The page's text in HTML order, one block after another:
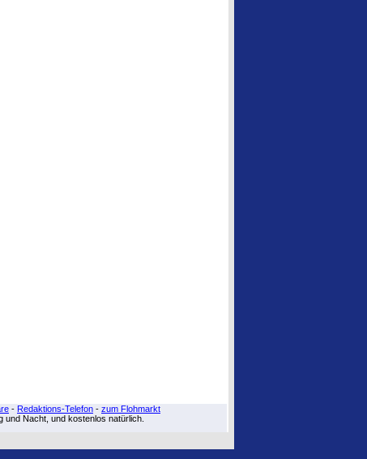
- Redaktions-Telefon - zum Flohmarkt
und Nacht, und kostenlos natürlich.